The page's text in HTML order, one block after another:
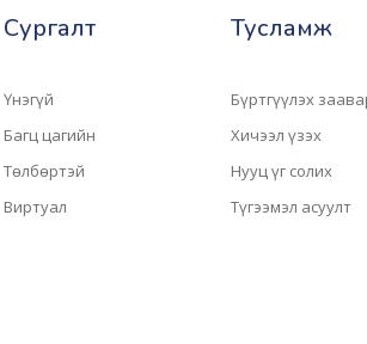
Сургалт
Үнэгүй
Багц цагийн
Төлбөртэй
Виртуал
Тусламж
Бүртгүүлэх
Хичээл үзэх
Нууц үг солих
Түгээмэл асуулт